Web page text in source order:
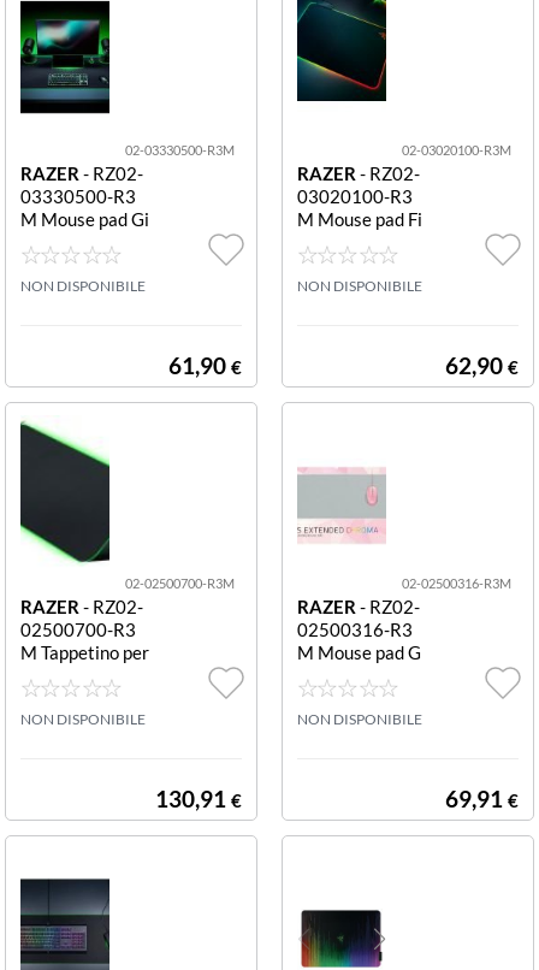
02-03330500-R3M
RAZER - RZ02-
03330500-R3
M Mouse pad Gi
gantus V2 3XL n
ero GIGANTUS
V2 3XL
NON DISPONIBILE
61,90 €
02-03020100-R3M
RAZER - RZ02-
03020100-R3
M Mouse pad Fi
refly V2 nero Fir
efly V2
NON DISPONIBILE
62,90 €
02-02500700-R3M
RAZER - RZ02-
02500700-R3
M Tappetino per
mouse gaming G
oliathus Chroma
3XL LED GOLIA
NON DISPONIBILE
130,91 €
02-02500316-R3M
RAZER - RZ02-
02500316-R3
M Mouse pad G
oliathus Extend
ed Chroma Quar
tz grigio Goliath
NON DISPONIBILE
69,91 €